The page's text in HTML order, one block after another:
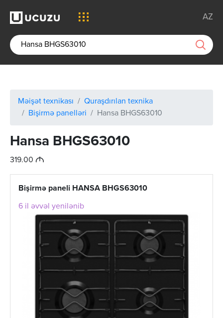
AZ
Məişət texnikası
Quraşdırılan texnika
Bişirmə panelləri
Hansa BHGS63010
Hansa BHGS63010
319.00 M
Bişirmə paneli HANSA BHGS63010
6 il əvvəl yenilənib